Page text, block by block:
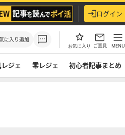
ログイン
に入り追加
お気に入り ご意見 MENU
ジェ 零レジェ 初心者記事まとめ